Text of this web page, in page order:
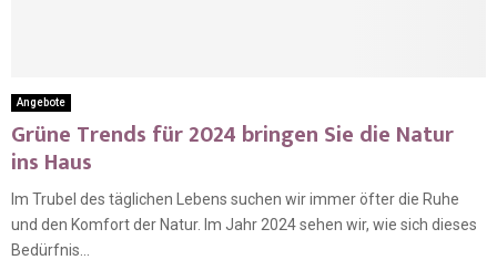
Angebote
Grüne Trends für 2024 bringen Sie die Natur
ins Haus
Im Trubel des täglichen Lebens suchen wir immer öfter die Ruhe
und den Komfort der Natur. Im Jahr 2024 sehen wir, wie sich dieses
Bedürfnis...